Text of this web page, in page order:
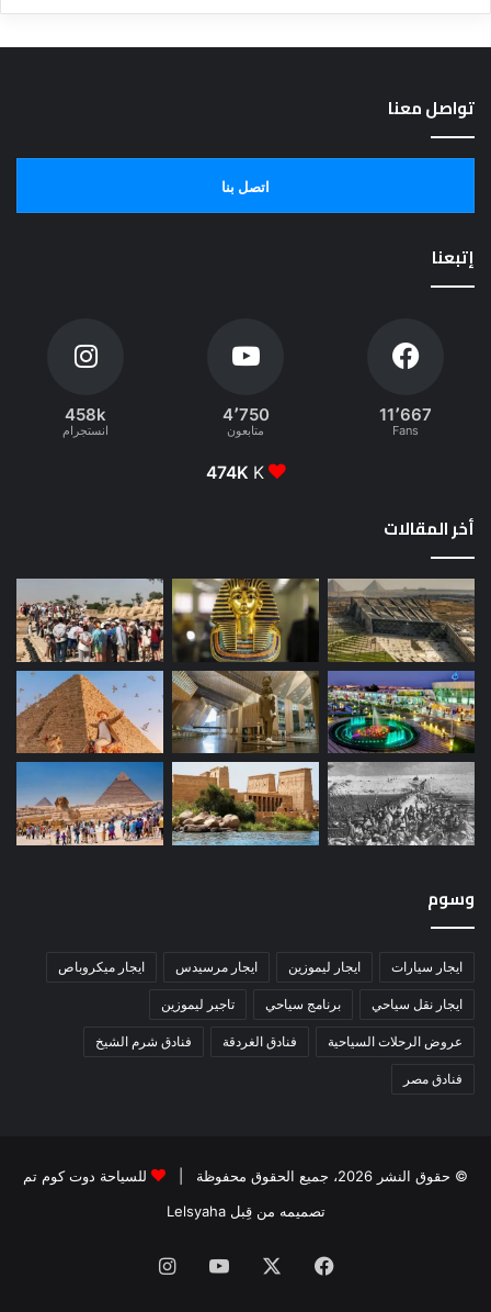
تواصل معنا
اتصل بنا
إتبعنا
11٬667
Fans
4٬750
متابعون
458k
انستجرام
474K K
أخر المقالات
وسوم
ايجار سيارات ايجار ليموزين ايجار مرسيدس ايجار ميكروباص
ايجار نقل سياحي برنامج سياحي تاجير ليموزين
عروض الرحلات السياحية فنادق الغردقة فنادق شرم الشيخ
فنادق مصر
© حقوق النشر 2026، جميع الحقوق محفوظة |
للسياحة دوت كوم تم
تصميمه من قِبل Lelsyaha
فيسبوك ‫YouTube